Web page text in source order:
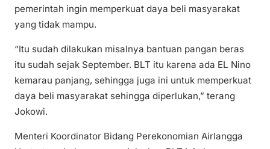
pemerintah ingin memperkuat daya beli masyarakat
yang tidak mampu.
“Itu sudah dilakukan misalnya bantuan pangan beras
itu sudah sejak September. BLT itu karena ada EL Nino
kemarau panjang, sehingga juga ini untuk memperkuat
daya beli masyarakat sehingga diperlukan,” terang
Jokowi.
Menteri Koordinator Bidang Perekonomian Airlangga